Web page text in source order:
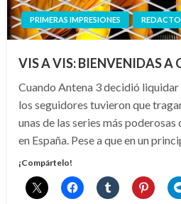
PRIMERAS IMPRESIONES
VIS A VIS: BIENVENIDAS A
Cuando Antena 3 decidió liquidar
los seguidores tuvieron que
unas de las series más
en España. Pese a que en un
¡Compártelo!